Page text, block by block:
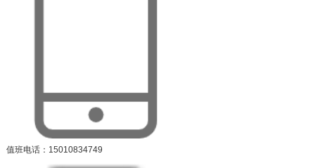
值班电话：15010834749